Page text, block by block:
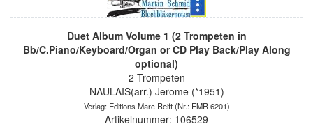
Duet Album Volume 1 (2 Trompeten in
Bb/C.Piano/Keyboard/Organ or CD Play Back/Play Along
optional)
2 Trompeten
NAULAIS(arr.) Jerome (*1951)
Verlag: Editions Marc Reift(Nr.: EMR 6201)
Artikelnummer: 106529